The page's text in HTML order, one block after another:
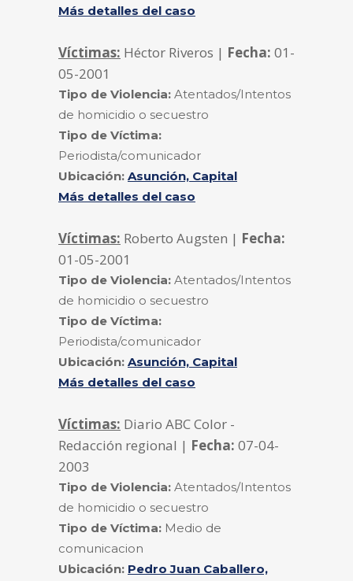
Más detalles del caso
Víctimas: Héctor Riveros | Fecha: 01-
05-2001
Tipo de Violencia: Atentados/Intentos
de homicidio o secuestro
Tipo de Víctima:
Periodista/comunicador
Ubicación: Asunción, Capital
Más detalles del caso
Víctimas: Roberto Augsten | Fecha:
01-05-2001
Tipo de Violencia: Atentados/Intentos
de homicidio o secuestro
Tipo de Víctima:
Periodista/comunicador
Ubicación: Asunción, Capital
Más detalles del caso
Víctimas: Diario ABC Color -
Redacción regional | Fecha: 07-04-
2003
Tipo de Violencia: Atentados/Intentos
de homicidio o secuestro
Tipo de Víctima: Medio de
comunicacion
Ubicación: Pedro Juan Caballero,